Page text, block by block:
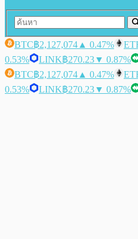
BTC฿2,127,074 ▲ 0.47%
0.53%
LINK฿270.23▼ 0.87%
BTC฿2,127,074 ▲ 0.47%
0.53%
LINK฿270.23▼ 0.87%